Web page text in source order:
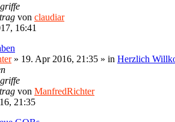
von claudiar
16:41
» 19. Apr 2016, 21:35 » in Herzlich
von ManfredRichter
21:35